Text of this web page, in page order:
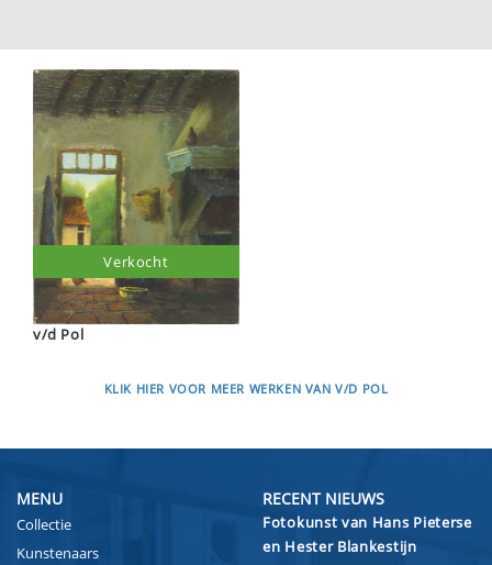
v/d Pol
Verkocht
KLIK HIER VOOR MEER WERKEN VAN V/D POL
MENU
Collectie
Kunstenaars
RECENT NIEUWS
Fotokunst van Hans Pieterse
en Hester Blankestijn